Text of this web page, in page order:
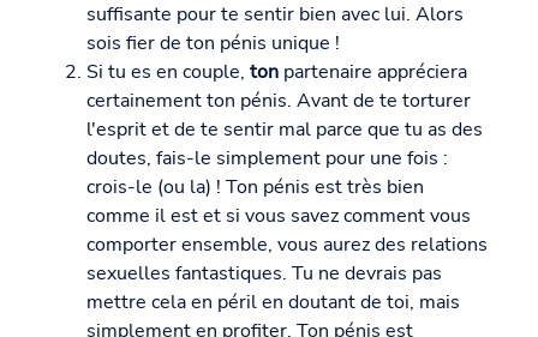
suffisante pour te sentir bien avec lui. Alors
sois fier de ton pénis unique !
Si tu es en couple, ton partenaire appréciera
certainement ton pénis. Avant de te torturer
l'esprit et de te sentir mal parce que tu as des
doutes, fais-le simplement pour une fois :
crois-le (ou la) ! Ton pénis est très bien
comme il est et si vous savez comment vous
comporter ensemble, vous aurez des relations
sexuelles fantastiques. Tu ne devrais pas
mettre cela en péril en doutant de toi, mais
simplement en profiter. Ton pénis est